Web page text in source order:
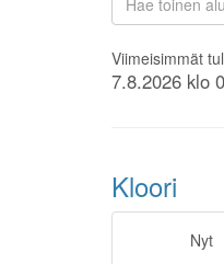
Viimeisimmät
7.8.2026 klo
Kloori
Nyt